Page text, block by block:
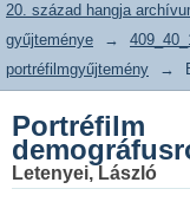
20. század hangja
gyűjteménye
→
portréfilmgyűjtemény
→
Letenyei, László